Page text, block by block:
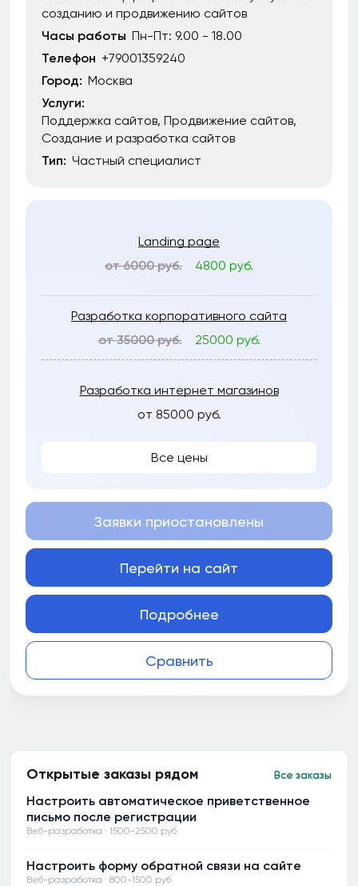
созданию и продвижению сайтов
Часы работы Пн-Пт: 9.00 - 18.00
Телефон +79001359240
Город: Москва
Услуги:
Поддержка сайтов Продвижение сайтов
Создание и разработка сайтов
Тип: Частный специалист
Landing page
от 6000 руб.
4800 руб.
Разработка корпоративного сайта
от 35000 руб.
25000 руб.
Разработка интернет магазинов
от 85000 руб.
Все цены
Сравнить
Заявки приостановлены
Перейти на сайт
Подробнее
Открытые заказы рядом Все заказы
Настроить автоматическое приветственное
письмо после регистрации
Веб-разработка · 1500-2500 руб
Настроить форму обратной связи на сайте
Веб-разработка · 800-1500 руб